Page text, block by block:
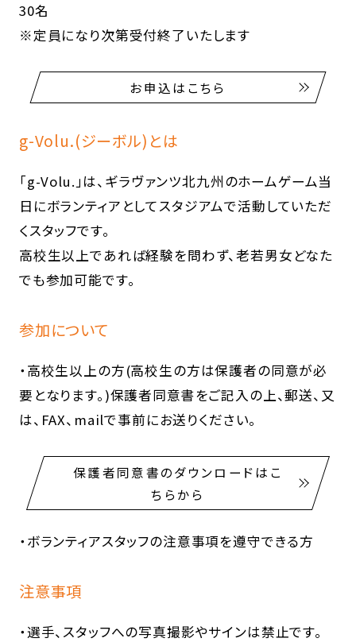
30名
※定員になり次第受付終了いたします
お申込はこちら
g-Volu.(ジーボル)とは
「g-Volu.」は、ギラヴァンツ北九州のホームゲーム当
日にボランティアとしてスタジアムで活動していただ
くスタッフです。
高校生以上であれば経験を問わず、老若男女どなた
でも参加可能です。
参加について
・高校生以上の方(高校生の方は保護者の同意が必
要となります。)保護者同意書をご記入の上、郵送、又
は、FAX、mailで事前にお送りください。
保護者同意書のダウンロードはこ
ちらから
・ボランティアスタッフの注意事項を遵守できる方
注意事項
・選手、スタッフへの写真撮影やサインは禁止です。